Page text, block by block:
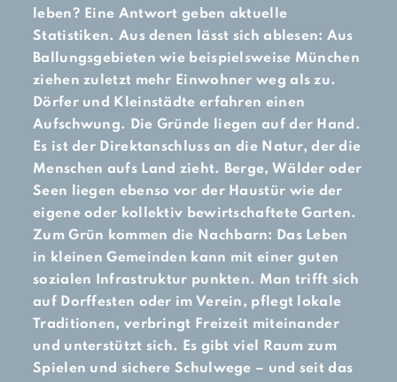
leben? Eine Antwort geben aktuelle
Statistiken. Aus denen lässt sich ablesen: Aus
Ballungsgebieten wie beispielsweise München
ziehen zuletzt mehr Einwohner weg als zu.
Dörfer und Kleinstädte erfahren einen
Aufschwung. Die Gründe liegen auf der Hand.
Es ist der Direktanschluss an die Natur, der die
Menschen aufs Land zieht. Berge, Wälder oder
Seen liegen ebenso vor der Haustür wie der
eigene oder kollektiv bewirtschaftete Garten.
Zum Grün kommen die Nachbarn: Das Leben
in kleinen Gemeinden kann mit einer guten
sozialen Infrastruktur punkten. Man trifft sich
auf Dorffesten oder im Verein, pflegt lokale
Traditionen, verbringt Freizeit miteinander
und unterstützt sich. Es gibt viel Raum zum
Spielen und sichere Schulwege – und seit das